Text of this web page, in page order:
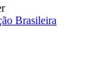
Brasileira